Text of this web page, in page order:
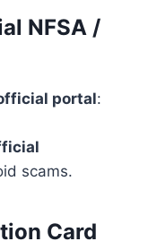
NFSA /
portal:
scams.
Card